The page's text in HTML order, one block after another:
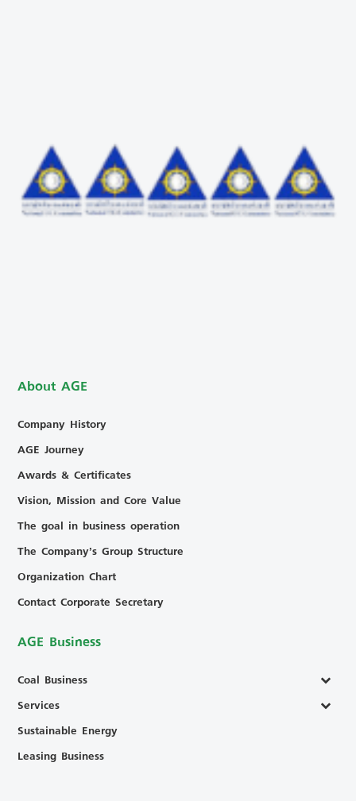
About AGE
Company History
AGE Journey
Awards & Certificates
Vision, Mission and Core Value
The goal in business operation
The Company’s Group Structure
Organization Chart
Contact Corporate Secretary
AGE Business
Coal Business
Services
Sustainable Energy
Leasing Business